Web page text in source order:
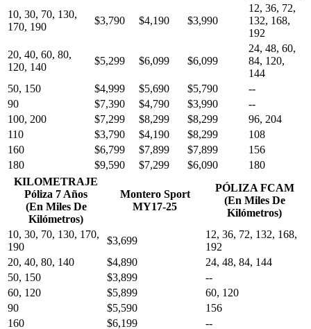
10, 30, 70, 130,
170, 190
$3,790 $4,190 $3,990
12, 36, 72,
132, 168,
192
20, 40, 60, 80,
120, 140
$5,299 $6,099 $6,099
24, 48, 60,
84, 120,
144
50, 150
$4,999 $5,690 $5,790
--
90
$7,390 $4,790 $3,990
--
100, 200
$7,299 $8,299 $8,299
96, 204
110
$3,790 $4,190 $8,299
108
160
$6,799 $7,899 $7,899
156
180
$9,590 $7,299 $6,090
180
KILOMETRAJE
Póliza 7 Años
(En Miles De
Kilómetros)
Montero Sport
MY17-25
PÓLIZA FCAM
(En Miles De
Kilómetros)
10, 30, 70, 130, 170,
190
$3,699
12, 36, 72, 132, 168,
192
20, 40, 80, 140
$4,890
24, 48, 84, 144
50, 150
$3,899
--
60, 120
$5,899
60, 120
90
$5,590
156
160
$6,199 --